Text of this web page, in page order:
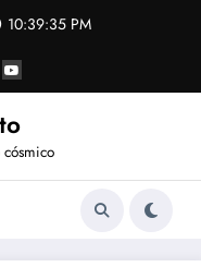
10:39:35 PM